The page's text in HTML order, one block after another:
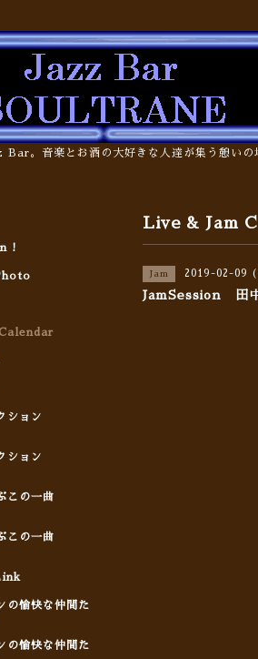
Bar。音楽とお酒の大好きな人達が集う憩い
Live & Jam
Jam 2019-02-09 (
JamSession 田
!
ション
ション
この一曲
この一曲
の愉快な仲間た
の愉快な仲間た